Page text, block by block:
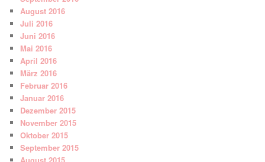
August 2016
Juli 2016
Juni 2016
Mai 2016
April 2016
März 2016
Februar 2016
Januar 2016
Dezember 2015
November 2015
Oktober 2015
September 2015